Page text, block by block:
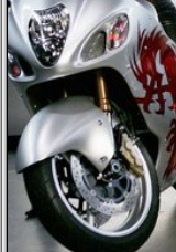
العالم
الماكرو
والعمارة
الفيديو